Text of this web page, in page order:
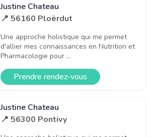
Justine Chateau
📍 56160 Ploërdut
Une approche holistique qui me permet
d'allier mes connaissances en Nutrition et
Pharmacologie pour ...
Prendre rendez-vous
Justine Chateau
📍 56300 Pontivy